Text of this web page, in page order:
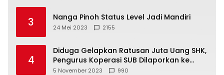
3 Nanga Pinoh Status Level Jadi Mandiri
24 Mei 2023 2155
4
Diduga Gelapkan Ratusan Juta Uang SHK,
Pengurus Koperasi SUB Dilaporkan ke
Polisi
5 November 2023 990